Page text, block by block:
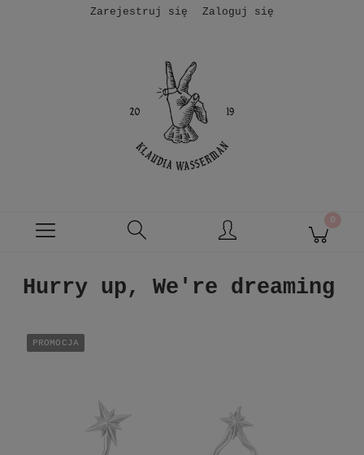
Zarejestruj się Zaloguj się
Hurry up, We're dreaming
PROMOCJA